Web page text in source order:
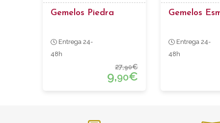
Gemelos Piedra
Entrega 24-
48h
27,90€
9,90€
Gemelos
Entrega 24-
48h